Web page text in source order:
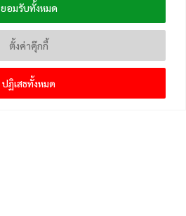
ตั้งค่าคุ๊กกี้
ปฏิเสธทั้งหมด
ยอมรับทั้งหมด